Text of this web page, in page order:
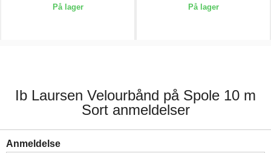
På lager På lager
Ib Laursen Velourbånd på Spole 10 m
Sort anmeldelser
Anmeldelse